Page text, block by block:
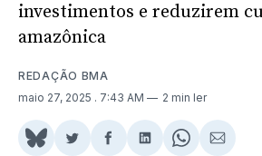
investimentos e reduzirem
amazônica
REDAÇÃO BMA
maio 27, 2025 . 7:43 AM 2 min ler
ShareCompartilhar
Compartilhar
Compartilhar
Share